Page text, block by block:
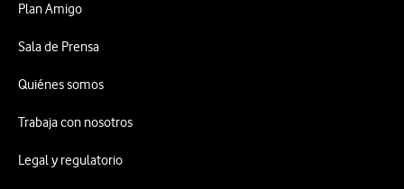
Plan Amigo
Sala de Prensa
Quiénes somos
Trabaja con nosotros
Legal y regulatorio